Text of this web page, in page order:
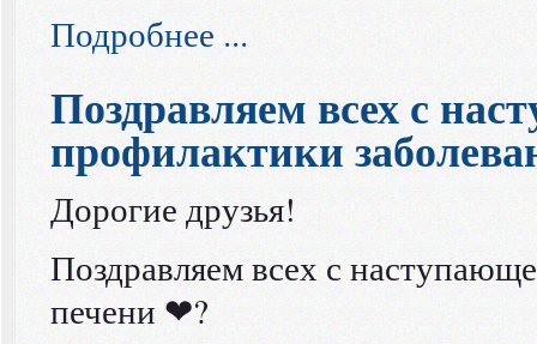
Подробнее ...
Поздравляем всех с
профилактики
Дорогие друзья!
Поздравляем всех с
печени ❤?⠀